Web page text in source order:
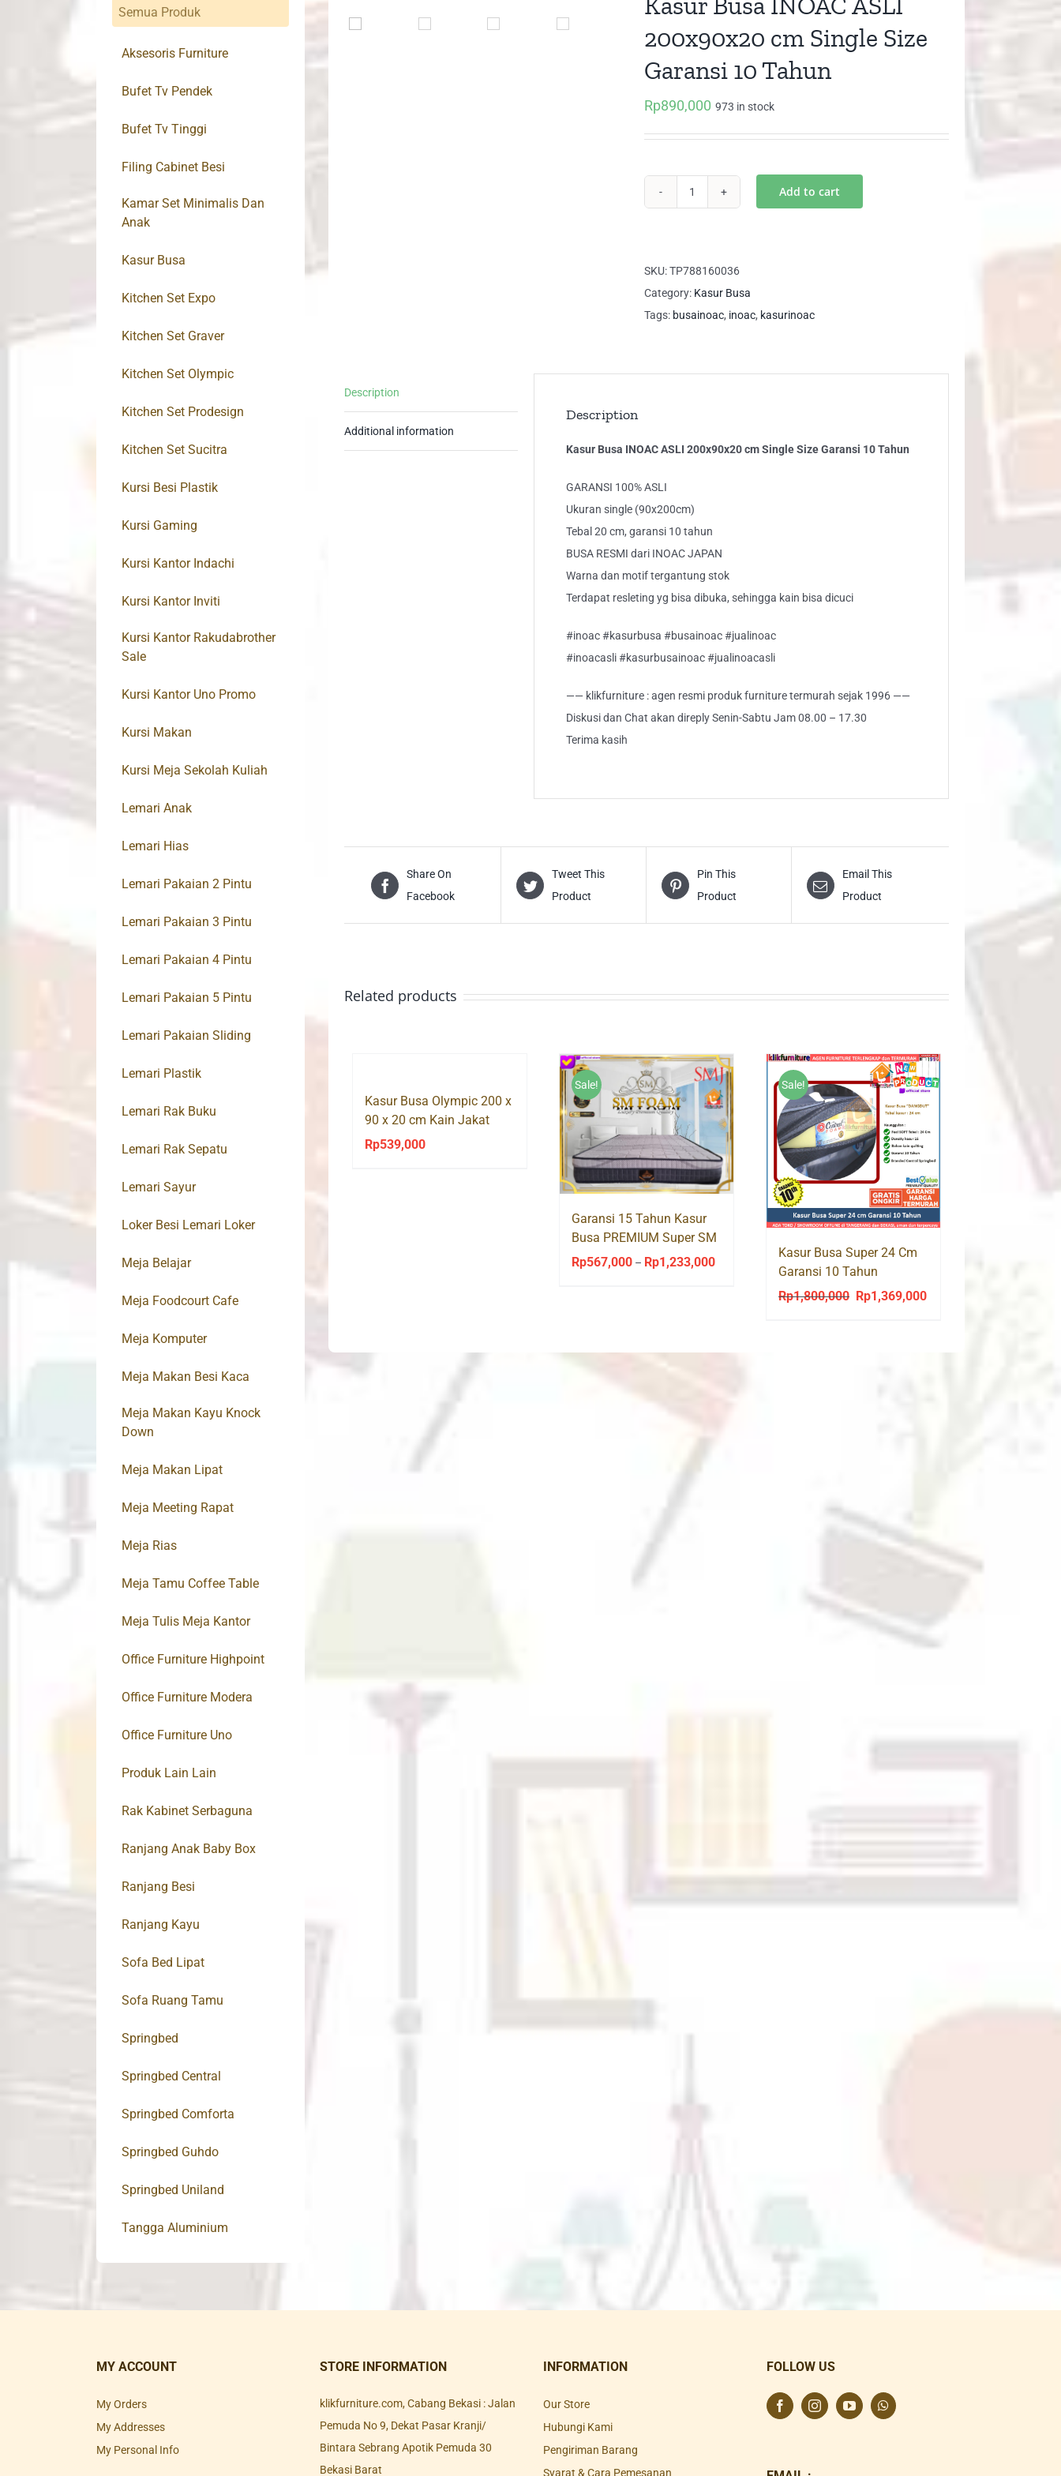
200x90x20 cm Single Size
Garansi 10 Tahun
Rp890,000 973 in stock
ASLI
200x90x20
cm
Garansi
quantity
Add to cart
SKU:TP788160036
Category: Kasur Busa
Tags: busainoac, inoac, kasurinoac
Description
Additional information
Description
Kasur Busa INOAC ASLI 200x90x20 cm Single Size Garansi 10 Tahun
GARANSI 100% ASLI
Ukuran single (90x200cm)
Tebal 20 cm, garansi 10 tahun
BUSA RESMI dari INOAC JAPAN
Warna dan motif tergantung stok
Terdapat resleting yg bisa dibuka, sehingga kain bisa dicuci
#inoac #kasurbusa #busainoac #jualinoac
#inoacasli #kasurbusainoac #jualinoacasli
—— klikfurniture : agen resmi produk furniture termurah sejak 1996 ——
Diskusi dan Chat akan direply Senin-Sabtu Jam 08.00 – 17.30
Terima kasih
Share On
Facebook
Tweet This
Product
Pin This
Product
Email This
Product
Related products
Kasur Busa Olympic 200 x
90 x 20 cm Kain Jakat
Rp539,000
Sale!
Garansi 15 Tahun Kasur
Busa PREMIUM Super SM
Foam
Rp567,000 – Rp1,233,000Price
Rp1,233,000
Sale!
Kasur Busa Super 24 Cm
Garansi 10 Tahun
DANGDUT Central
Rp1,800,000
Original
Rp1,369,000Current
Semua Produk
Aksesoris Furniture
Bufet Tv Pendek
Bufet Tv Tinggi
Filing Cabinet Besi
Kamar Set Minimalis Dan
Anak
Kasur Busa
Kitchen Set Expo
Kitchen Set Graver
Kitchen Set Olympic
Kitchen Set Prodesign
Kitchen Set Sucitra
Kursi Besi Plastik
Kursi Gaming
Kursi Kantor Indachi
Kursi Kantor Inviti
Kursi Kantor Rakudabrother
Sale
Kursi Kantor Uno Promo
Kursi Makan
Kursi Meja Sekolah Kuliah
Lemari Anak
Lemari Hias
Lemari Pakaian 2 Pintu
Lemari Pakaian 3 Pintu
Lemari Pakaian 4 Pintu
Lemari Pakaian 5 Pintu
Lemari Pakaian Sliding
Lemari Plastik
Lemari Rak Buku
Lemari Rak Sepatu
Lemari Sayur
Loker Besi Lemari Loker
Meja Belajar
Meja Foodcourt Cafe
Meja Komputer
Meja Makan Besi Kaca
Meja Makan Kayu Knock
Down
Meja Makan Lipat
Meja Meeting Rapat
Meja Rias
Meja Tamu Coffee Table
Meja Tulis Meja Kantor
Office Furniture Highpoint
Office Furniture Modera
Office Furniture Uno
Produk Lain Lain
Rak Kabinet Serbaguna
Ranjang Anak Baby Box
Ranjang Besi
Ranjang Kayu
Sofa Bed Lipat
Sofa Ruang Tamu
Springbed
Springbed Central
Springbed Comforta
Springbed Guhdo
Springbed Uniland
Tangga Aluminium
MY ACCOUNT
My Orders
My Addresses
My Personal Info
STORE INFORMATION
klikfurniture.com, Cabang Bekasi : Jalan
Pemuda No 9, Dekat Pasar Kranji/
Bintara Sebrang Apotik Pemuda 30
Bekasi Barat
INFORMATION
Our Store
Hubungi Kami
Pengiriman Barang
Syarat & Cara Pemesanan
FOLLOW US